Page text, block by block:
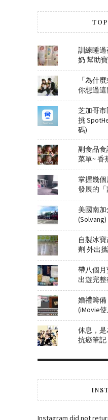
訓練睡過
奶 幫助
「為什
你想過這
芝加哥
挑
碼)
副食品食
菜單~ 香
掌握幾
發展的
美國南
(Solvang)
自製冰
劑 外出
帶八個
出遊完
婚禮籌備
(iMovie
休息，是
抗癌筆記
Instagram did not